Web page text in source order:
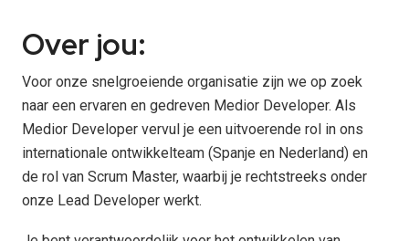
Over jou:
Voor onze snelgroeiende organisatie zijn we op zoek
naar een ervaren en gedreven Medior Developer. Als
Medior Developer vervul je een uitvoerende rol in ons
internationale ontwikkelteam (Spanje en Nederland) en
de rol van Scrum Master, waarbij je rechtstreeks onder
onze Lead Developer werkt.